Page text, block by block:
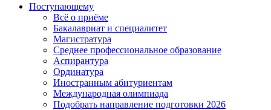
Поступающему
Всё о приёме
Бакалавриат и специалитет
Магистратура
Среднее профессиональное образование
Аспирантура
Ординатура
Иностранным абитуриентам
Международная олимпиада
Подобрать направление подготовки 2026